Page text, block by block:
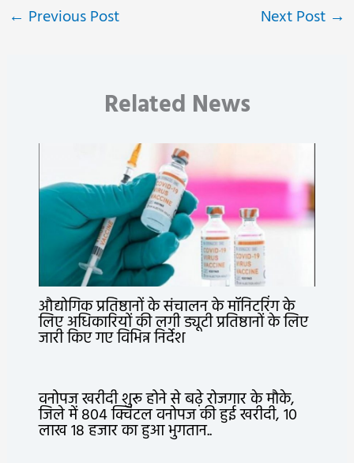
← Previous Post Next Post →
Related News
औद्योगिक प्रतिष्ठानों के संचालन के मॉनिटरिंग के
लिए अधिकारियों की लगी ड्यूटी प्रतिष्ठानों के लिए
जारी किए गए विभिन्न निर्देश
वनोपज खरीदी शुरू होने से बढ़े रोजगार के मौके,
जिले में 804 क्विंटल वनोपज की हुई खरीदी, 10
लाख 18 हजार का हुआ भुगतान..